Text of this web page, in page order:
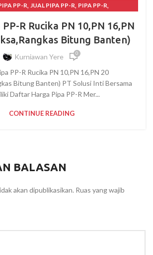
PP-R, JUAL PIPA PP-R, PIPA PP-R,
R Rucika PN 10,PN 16,PN
Bitung Banten)
Kurniawan Yere 0
PP-R Rucika PN 10,PN 16,PN 20
Bitung Banten) PT Solusi Inti Bersama
Daftar Harga Pipa PP-R Mer...
CONTINUE READING
BALASAN
akan dipublikasikan. Ruas yang wajib